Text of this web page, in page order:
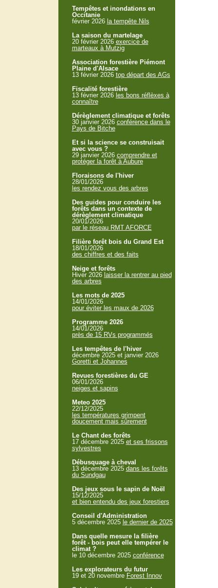
Tempêtes et inondations en
Occitanie
février 2026 la tempête Nils
La saison du martelage
20 février 2026 exercice de
marteaux à Mutzig
Association forestière Piémont
Plaine d'Alsace
13 février 2026 top départ des AGs
Fiscalité forestière
13 février 2026 les bons réflèxes à
connaître
Dérèglement climatique et forêts
30 janvier 2026 conférence dans le
Pays de Bitche
Et si la science se construisait
avec vous ?
29 janvier 2026 comprendre et
protéger la forêt à Aubure
Floraisons de l'hiver
28/01/2026
les rendez vous des arbres
Des guides pour conduire les
forêts dans un contexte de
dérèglement climatique
20/01/2026
par le réseau RMT AFORCE
Filière forêt bois du Grand Est
18/01/2026
des chiffres et des faits
Neige et forêts
Hiver 2026 laisser la rentrer au pied
des arbres
Les mots de 2025
14/01/2026
pour éviter les maux de 2026
Programme 2026
14/01/2026
près de 15 RVs programmés
Les tempêtes de l'hiver
décembre 2025 et janvier 2026
Goretti et Johannes
Revues forestières du GE
06/01/2026
neiges et sapins
Meteo 2025
22/12/2025
les températures grimpent
doucement mais sûrement
Le Chant des forêts
17 décembre 2025 et ses frissons
sylvestres
Débusquage à cheval
13 décembre 2025 dans les forêts
du Sundgau
Des jeux sous le sapin de Noël
15/12/2025
et bien entendu des jeux forestiers
Conseil d'Administration
5 décembre 2025 le dernier de 2025
Dans quelle mesure la filière
forêt - bois peut elle tempérer le
climat ?
le 10 décembre 2025 conférence
Les explorateurs du futur
19 et 20 novembre Forest Innov